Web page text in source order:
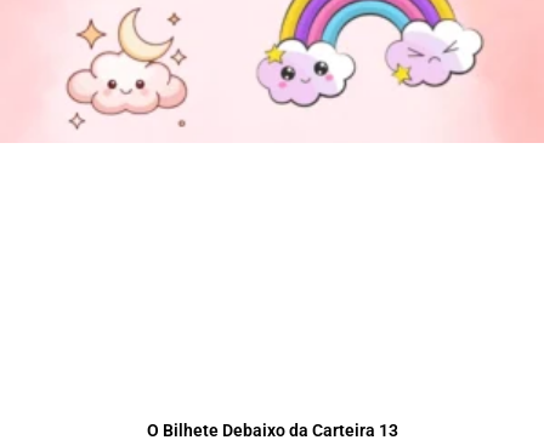
O Bilhete Debaixo da Carteira 13